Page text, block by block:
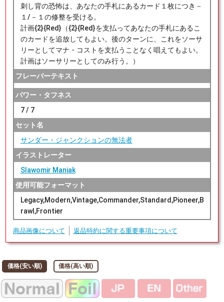
刺し背の恐怖は、あなたの手札にあるカード１枚につき－
１/－１の修整を受ける。
計画{2}{Red}（{2}{Red}を支払ってあなたの手札にあるこ
のカードを追放してもよい。後のターンに、これをソーサ
リーとしてマナ・コストを支払うことなく唱えてもよい。
計画はソーサリーとしてのみ行う。）
フレーバーテキスト
パワー・タフネス
7 / 7
セット名
サンダー・ジャンクションの無法者
イラストレーター
Slawomir Maniak
使用可能フォーマット
Legacy,Modern,Vintage,Commander,Standard,Pioneer,B
rawl,Frontier
商品画像について 返品特約に関する重要事項について
価格(安い順) 価格(高い順)